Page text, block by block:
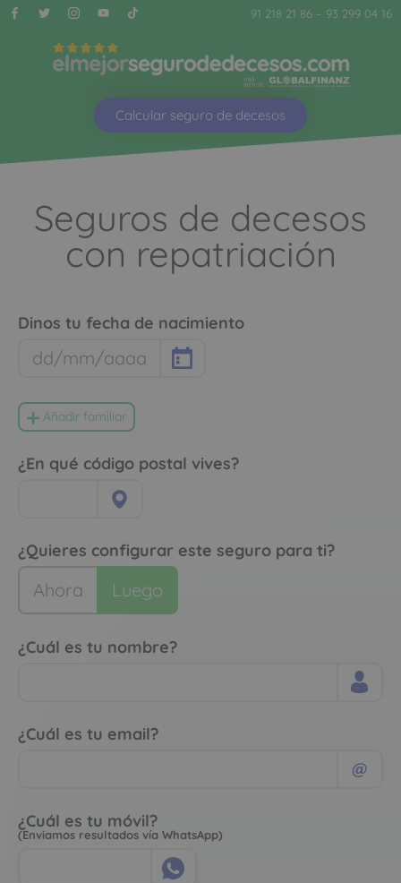
91 218 21 86 – 93 299 04 16
Calcular seguro de decesos
Seguros de decesos
con repatriación
Dinos tu fecha de nacimiento
Añadir familiar
¿En qué código postal vives?
¿Quieres configurar este seguro para ti?
Ahora Luego
¿Cuál es tu nombre?
¿Cuál es tu email?
@
¿Cuál es tu móvil?
(Enviamos resultados vía WhatsApp)